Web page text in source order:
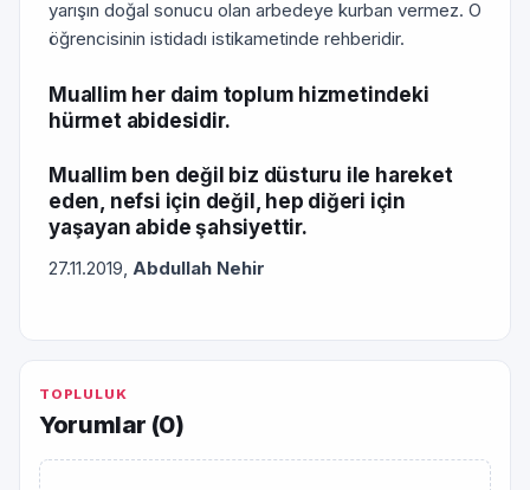
yarışın doğal sonucu olan arbedeye kurban vermez. O
öğrencisinin istidadı istikametinde rehberidir.
Muallim her daim toplum hizmetindeki
hürmet abidesidir.
Muallim ben değil biz düsturu ile hareket
eden, nefsi için değil, hep diğeri için
yaşayan abide şahsiyettir.
27.11.2019, Abdullah Nehir
TOPLULUK
Yorumlar (0)